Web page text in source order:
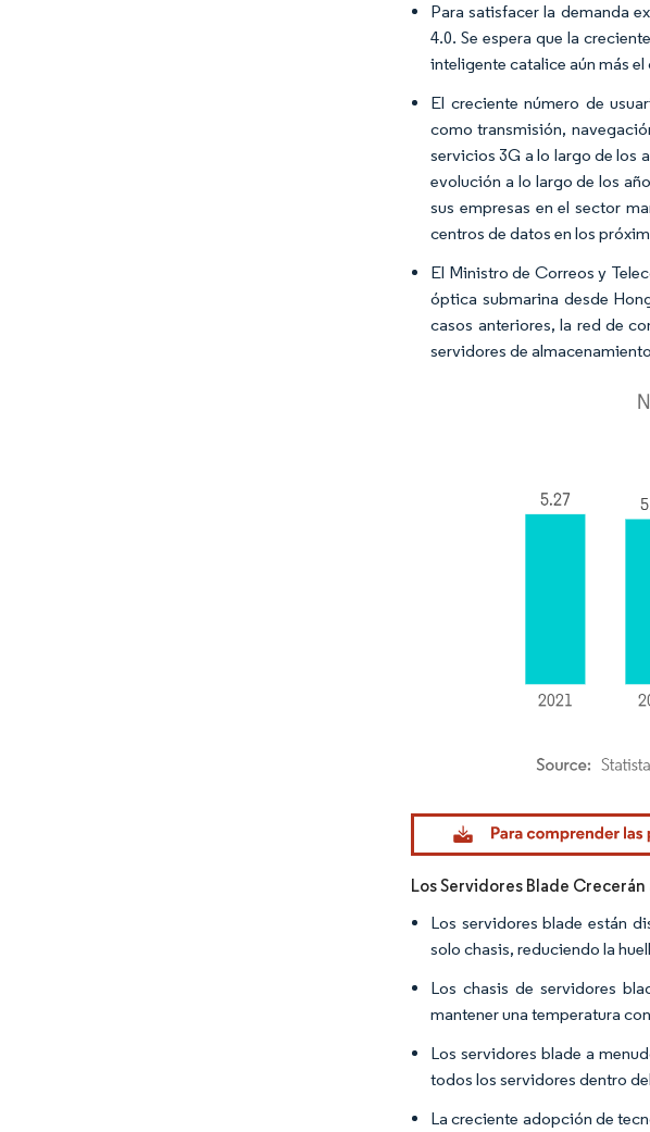
Para satisfacer la demanda
4.0. Se espera que la
inteligente catalice aún más
El creciente número de
como transmisión,
servicios 3G a lo largo de los
evolución a lo largo de los
sus empresas en el sector
centros de datos en los
El Ministro de Correos y
óptica submarina desde
casos anteriores, la red de
servidores de
Imagen © Mordor Intelligence. El uso
Los Servidores Blade
Los servidores blade están
solo chasis, reduciendo la
Los chasis de servidores
mantener una temperatura
Los servidores blade a
todos los servidores dentro
La creciente adopción de